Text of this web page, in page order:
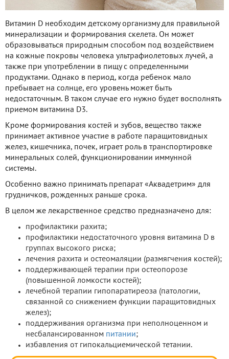
Витамин D необходим детскому организму для правильной
минерализации и формирования скелета. Он может
образовываться природным способом под воздействием
на кожные покровы человека ультрафиолетовых лучей, а
также при употреблении в пищу с определенными
продуктами. Однако в период, когда ребенок мало
пребывает на солнце, его уровень может быть
недостаточным. В таком случае его нужно будет восполнять
приемом витамина D3.
Кроме формирования костей и зубов, вещество также
принимает активное участие в работе паращитовидных
желез, кишечника, почек, играет роль в транспортировке
минеральных солей, функционировании иммунной
системы.
Особенно важно принимать препарат «Аквадетрим» для
грудничков, рожденных раньше срока.
В целом же лекарственное средство предназначено для:
профилактики рахита;
профилактики недостаточного уровня витамина D в
группах высокого риска;
лечения рахита и остеомаляции (размягчения костей);
поддерживающей терапии при остеопорозе
(повышенной ломкости костей);
лечебной терапии гипопаратиреоза (патологии,
связанной со снижением функции паращитовидных
желез);
поддерживания организма при неполноценном и
несбалансированном питании;
избавления от гипокальциемической тетании.